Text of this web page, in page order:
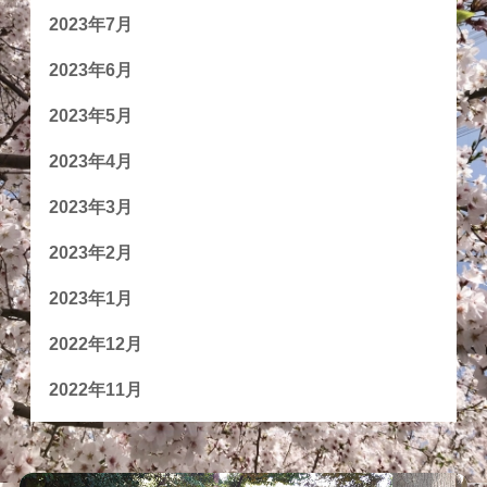
2023年7月
2023年6月
2023年5月
2023年4月
2023年3月
2023年2月
2023年1月
2022年12月
2022年11月